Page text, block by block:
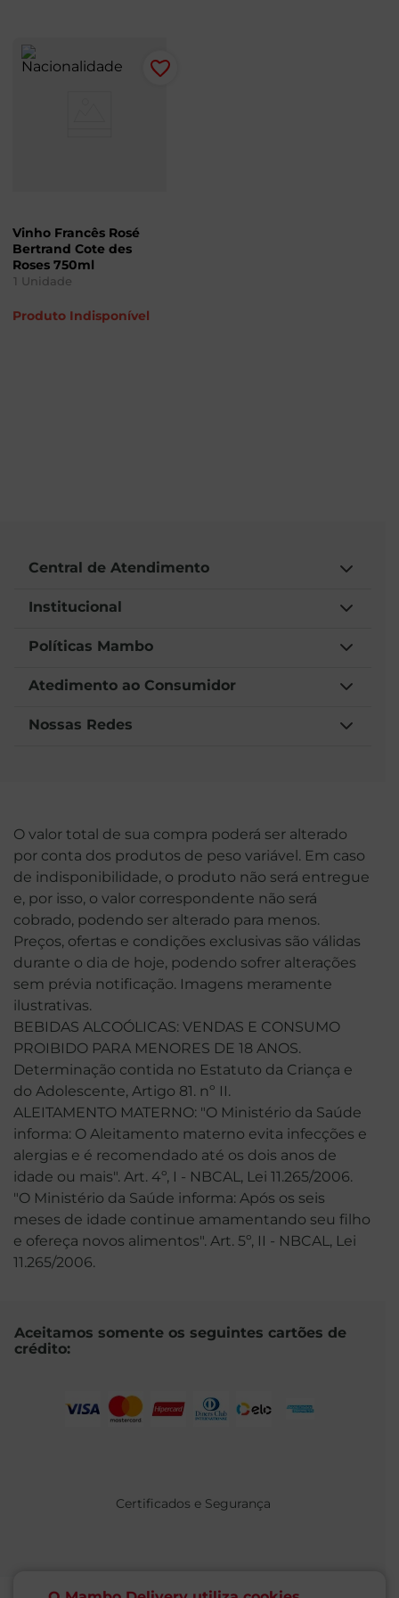
Produto Indisponível
Vinho Francês Rosé
Bertrand Cote des
Roses 750ml
1 Unidade
Central de Atendimento
Institucional
Políticas Mambo
Atedimento ao Consumidor
Nossas Redes
O valor total de sua compra poderá ser alterado
por conta dos produtos de peso variável. Em caso
de indisponibilidade, o produto não será entregue
e, por isso, o valor correspondente não será
cobrado, podendo ser alterado para menos.
Preços, ofertas e condições exclusivas são válidas
durante o dia de hoje, podendo sofrer alterações
sem prévia notificação. Imagens meramente
ilustrativas.
BEBIDAS ALCOÓLICAS: VENDAS E CONSUMO
PROIBIDO PARA MENORES DE 18 ANOS.
Determinação contida no Estatuto da Criança e
do Adolescente, Artigo 81. nº II.
ALEITAMENTO MATERNO: "O Ministério da Saúde
informa: O Aleitamento materno evita infecções e
alergias e é recomendado até os dois anos de
idade ou mais". Art. 4º, I - NBCAL, Lei 11.265/2006.
"O Ministério da Saúde informa: Após os seis
meses de idade continue amamentando seu filho
e ofereça novos alimentos". Art. 5º, II - NBCAL, Lei
11.265/2006.
Aceitamos somente os seguintes cartões de
crédito:
Certificados e Segurança